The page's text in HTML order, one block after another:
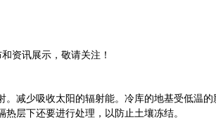
资讯展示，敬请关注！
减少吸收太阳的辐射能。冷库的地基受低温
层下还要进行处理，以防止土壤冻结。